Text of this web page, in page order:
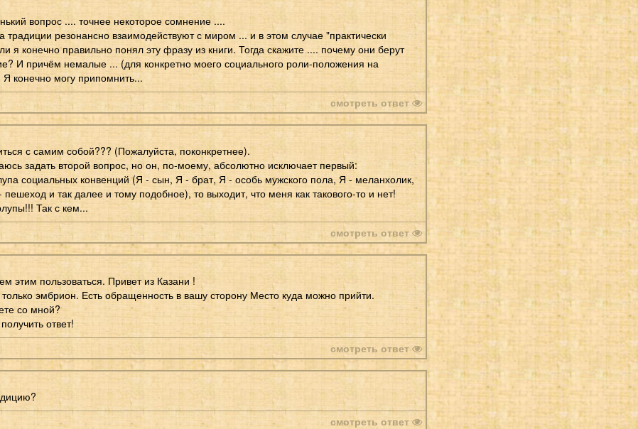
вопрос .... точнее некоторое сомнение ....
традиции резонансно взаимодействуют с миром ... и в этом случае "практически
я конечно правильно понял эту фразу из книги. Тогда скажите .... почему они берут
И причём немалые ... (для конкретно моего социального роли-положения на
конечно могу припомнить...
смотреть ответ
с самим собой??? (Пожалуйста, поконкретнее).
задать второй вопрос, но он, по-моему, абсолютно исключает первый:
социальных конвенций (Я - сын, Я - брат, Я - особь мужского пола, Я - меланхолик,
и так далее и тому подобное), то выходит, что меня как такового-то и нет!
Так с кем...
смотреть ответ
этим пользоваться. Привет из Казани !
эмбрион. Есть обращенность в вашу сторону Место куда можно прийти.
со мной?
ответ!
смотреть ответ
смотреть ответ